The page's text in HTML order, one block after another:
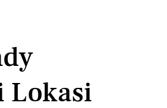
Lokasi